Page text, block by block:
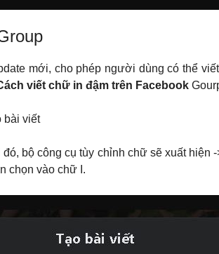
mới, cho phép người dùng có thể
viết chữ in đậm trên Facebook
bài viết
bộ công cụ tùy chỉnh chữ sẽ xuất hiện
chọn vào chữ I.